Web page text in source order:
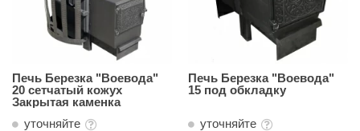
камень
Печь Березка "Воевода"
20 сетчатый кожух
Закрытая каменка
уточняйте
Печь Березка "Воевода"
15 под обкладку
уточняйте